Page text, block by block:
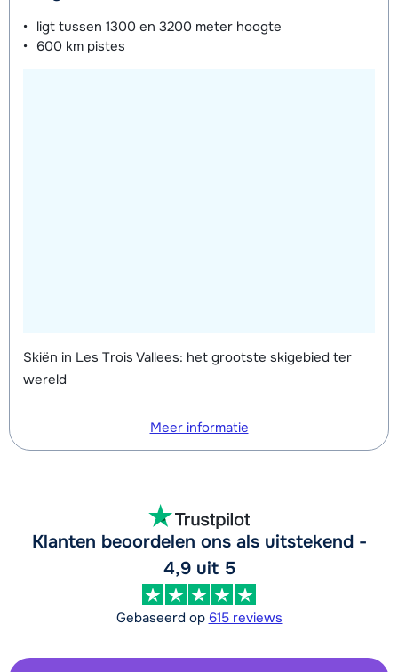
's middags - Beginner
Groepsles Ski Jeugd (13 t/m 17 jaar)
ligt tussen 1300 en 3200 meter hoogte
600 km pistes
Skiën in Les Trois Vallees: het grootste skigebied ter
wereld
Meer informatie
Klanten beoordelen ons als uitstekend -
4,9 uit 5
Gebaseerd op 615 reviews